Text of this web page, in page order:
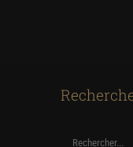
Rechercher: